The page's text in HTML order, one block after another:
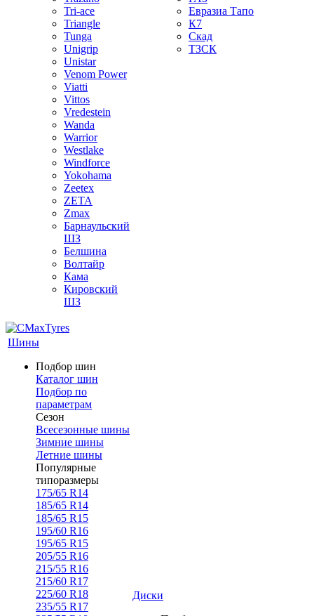
Tri-ace
Triangle
Tunga
Unigrip
Unistar
Venom Power
Viatti
Vittos
Vredestein
Wanda
Warrior
Westlake
Windforce
Yokohama
Zeetex
ZETA
Zmax
Барнаульский
ШЗ
Белшина
Волтайр
Кама
Кировский
ШЗ
Евразиа Тапо
К7
Скад
ТЗСК
Шины
Подбор шин
Каталог шин
Подбор по
параметрам
Сезон
Всесезонные шины
Зимние шины
Летние шины
Популярные
типоразмеры
175/65 R14
185/65 R14
185/65 R15
195/60 R16
195/65 R15
205/55 R16
215/55 R16
215/60 R17
225/60 R18
235/55 R17
Диски